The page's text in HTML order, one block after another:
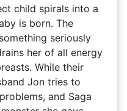
child spirals into a
is born. The
seriously
her of all energy
While their
Jon tries to
and Saga